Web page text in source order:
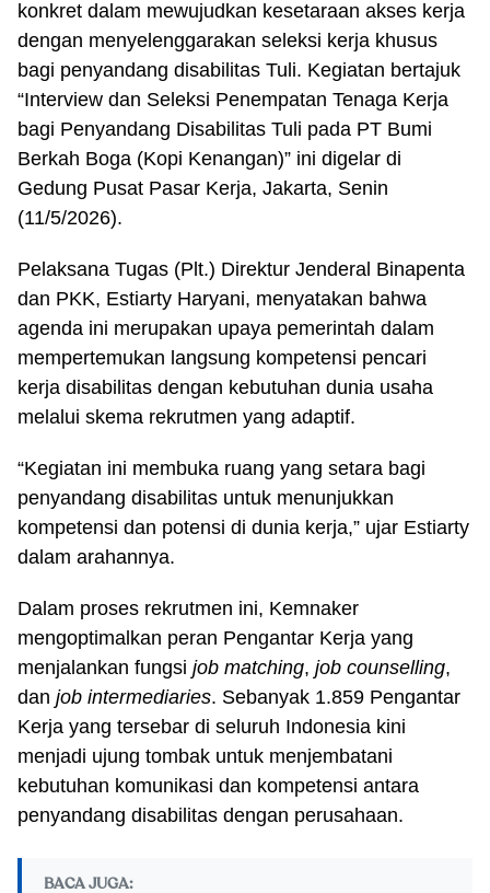
konkret dalam mewujudkan kesetaraan akses kerja
dengan menyelenggarakan seleksi kerja khusus
bagi penyandang disabilitas Tuli. Kegiatan bertajuk
“Interview dan Seleksi Penempatan Tenaga Kerja
bagi Penyandang Disabilitas Tuli pada PT Bumi
Berkah Boga (Kopi Kenangan)” ini digelar di
Gedung Pusat Pasar Kerja, Jakarta, Senin
(11/5/2026).
Pelaksana Tugas (Plt.) Direktur Jenderal Binapenta
dan PKK, Estiarty Haryani, menyatakan bahwa
agenda ini merupakan upaya pemerintah dalam
mempertemukan langsung kompetensi pencari
kerja disabilitas dengan kebutuhan dunia usaha
melalui skema rekrutmen yang adaptif.
“Kegiatan ini membuka ruang yang setara bagi
penyandang disabilitas untuk menunjukkan
kompetensi dan potensi di dunia kerja,” ujar Estiarty
dalam arahannya.
Dalam proses rekrutmen ini, Kemnaker
mengoptimalkan peran Pengantar Kerja yang
menjalankan fungsi job matching, job counselling,
dan job intermediaries. Sebanyak 1.859 Pengantar
Kerja yang tersebar di seluruh Indonesia kini
menjadi ujung tombak untuk menjembatani
kebutuhan komunikasi dan kompetensi antara
penyandang disabilitas dengan perusahaan.
BACA JUGA: